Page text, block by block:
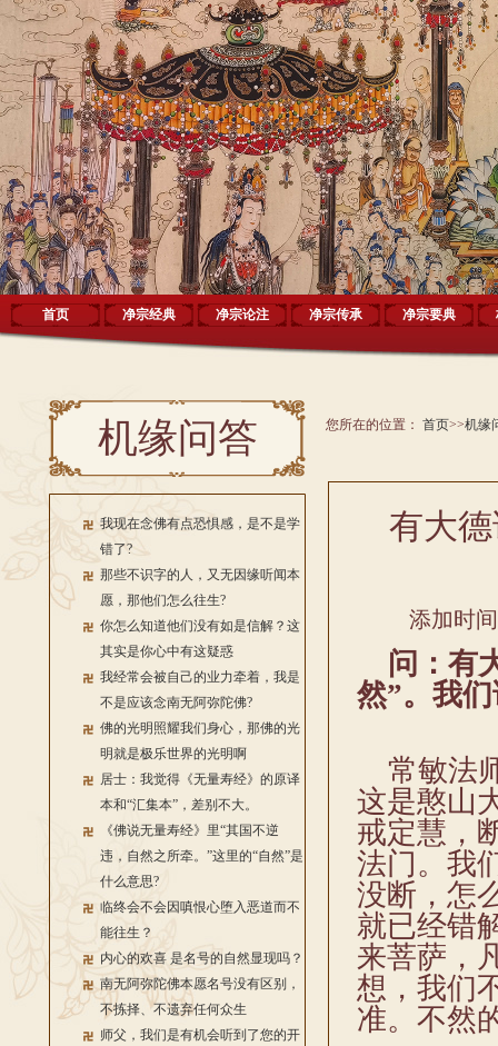
首页 净宗经典 净宗论注 净宗传承 净宗要典
机缘问答
我现在念佛有点恐惧感，是不是学
错了?
那些不识字的人，又无因缘听闻本
愿，那他们怎么往生?
你怎么知道他们没有如是信解？这
其实是你心中有这疑惑
我经常会被自己的业力牵着，我是
不是应该念南无阿弥陀佛?
佛的光明照耀我们身心，那佛的光
明就是极乐世界的光明啊
居士：我觉得《无量寿经》的原译
本和“汇集本”，差别不大。
《佛说无量寿经》里“其国不逆
违，自然之所牵。”这里的“自然”是
什么意思?
临终会不会因嗔恨心堕入恶道而不
能往生？
内心的欢喜 是名号的自然显现吗？
南无阿弥陀佛本愿名号没有区别，
不拣择、不遗弃任何众生
师父，我们是有机会听到了您的开
您所在的位置： 首页>>机缘
有大
添加时
问：有
然”。我
常敏法
这是憨山
戒定慧，
法门。我
没断，怎
就已经错
来菩萨，
想，我们
准。不然